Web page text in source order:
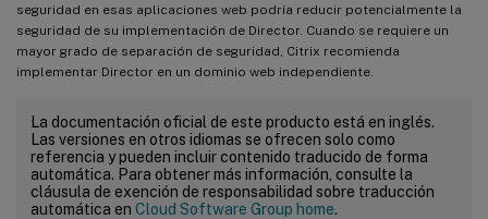
seguridad en esas aplicaciones web podría reducir potencialmente la
seguridad de su implementación de Director. Cuando se requiere un
mayor grado de separación de seguridad, Citrix recomienda
implementar Director en un dominio web independiente.
La documentación oficial de este producto está en inglés.
Las versiones en otros idiomas se ofrecen solo como
referencia y pueden incluir contenido traducido de forma
automática. Para obtener más información, consulte la
cláusula de exención de responsabilidad sobre traducción
automática en Cloud Software Group home.